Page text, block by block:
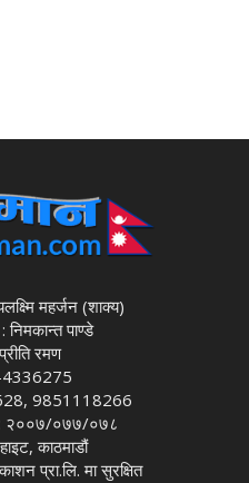
महर्जन (शाक्य)
निमकान्त पाण्डे
रमण
4336275
9851118266
२००७/०७७/०७८
काठमाडौं
प्रा.लि. मा सुरक्षित